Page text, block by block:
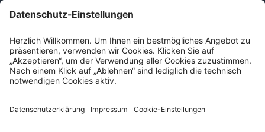
Hinweise & Informationen
Impressum
Datenschutz
Hinweisgebersystem -